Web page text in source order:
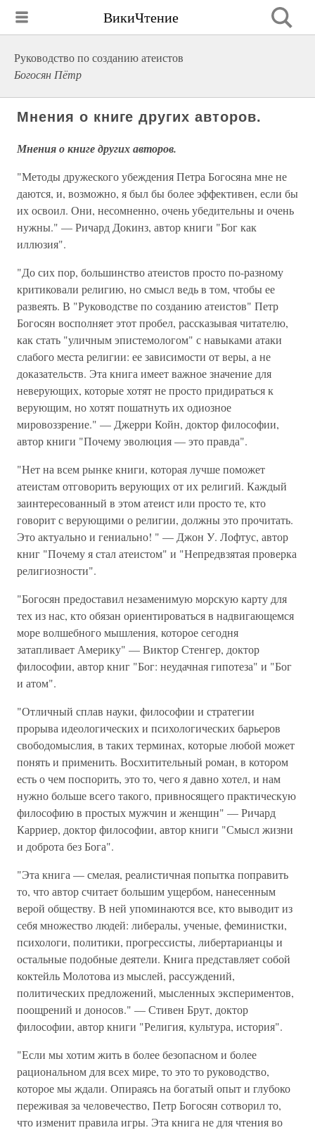
ВикиЧтение
Руководство по созданию атеистов
Богосян Пётр
Мнения о книге других авторов.
Мнения о книге других авторов.
"Методы дружеского убеждения Петра Богосяна мне не
даются, и, возможно, я был бы более эффективен, если бы
их освоил. Они, несомненно, очень убедительны и очень
нужны." — Ричард Докинз, автор книги "Бог как
иллюзия".
"До сих пор, большинство атеистов просто по-разному
критиковали религию, но смысл ведь в том, чтобы ее
развеять. В "Руководстве по созданию атеистов" Петр
Богосян восполняет этот пробел, рассказывая читателю,
как стать "уличным эпистемологом" с навыками атаки
слабого места религии: ее зависимости от веры, а не
доказательств. Эта книга имеет важное значение для
неверующих, которые хотят не просто придираться к
верующим, но хотят пошатнуть их одиозное
мировоззрение." — Джерри Койн, доктор философии,
автор книги "Почему эволюция — это правда".
"Нет на всем рынке книги, которая лучше поможет
атеистам отговорить верующих от их религий. Каждый
заинтересованный в этом атеист или просто те, кто
говорит с верующими о религии, должны это прочитать.
Это актуально и гениально! " — Джон У. Лофтус, автор
книг "Почему я стал атеистом" и "Непредвзятая проверка
религиозности".
"Богосян предоставил незаменимую морскую карту для
тех из нас, кто обязан ориентироваться в надвигающемся
море волшебного мышления, которое сегодня
затапливает Америку" — Виктор Стенгер, доктор
философии, автор книг "Бог: неудачная гипотеза" и "Бог
и атом".
"Отличный сплав науки, философии и стратегии
прорыва идеологических и психологических барьеров
свободомыслия, в таких терминах, которые любой может
понять и применить. Восхитительный роман, в котором
есть о чем поспорить, это то, чего я давно хотел, и нам
нужно больше всего такого, привносящего практическую
философию в простых мужчин и женщин" — Ричард
Карриер, доктор философии, автор книги "Смысл жизни
и доброта без Бога".
"Эта книга — смелая, реалистичная попытка поправить
то, что автор считает большим ущербом, нанесенным
верой обществу. В ней упоминаются все, кто выводит из
себя множество людей: либералы, ученые, феминистки,
психологи, политики, прогрессисты, либертарианцы и
остальные подобные деятели. Книга представляет собой
коктейль Молотова из мыслей, рассуждений,
политических предложений, мысленных экспериментов,
поощрений и доносов." — Стивен Брут, доктор
философии, автор книги "Религия, культура, история".
"Если мы хотим жить в более безопасном и более
рациональном для всех мире, то это то руководство,
которое мы ждали. Опираясь на богатый опыт и глубоко
переживая за человечество, Петр Богосян сотворил то,
что изменит правила игры. Эта книга не для чтения во